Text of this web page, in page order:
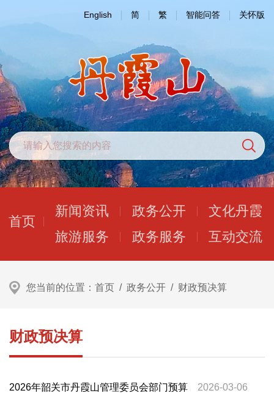
English 简 繁 智能问答 关怀版
首页
新闻资讯 政务公开
文化丹霞
旅游服务
政务服务 互动交流
您当前的位置： 首页 / 政务公开 / 财政预决算
财政预决算
2026年韶关市丹霞山管理委员会部门预算 2026-03-06